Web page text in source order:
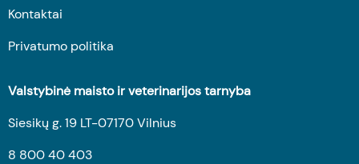
Kontaktai
Privatumo politika
Valstybinė maisto ir veterinarijos tarnyba
Siesikų g. 19 LT-07170 Vilnius
8 800 40 403